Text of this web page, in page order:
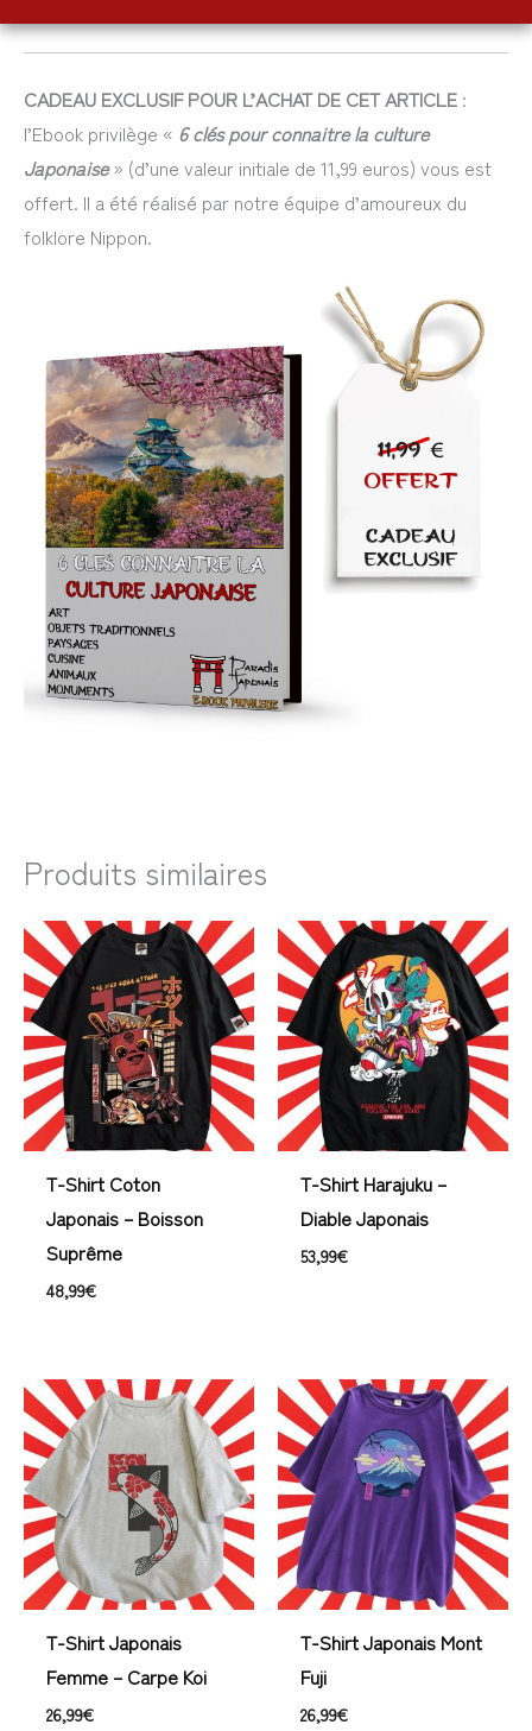
CADEAU EXCLUSIF POUR L’ACHAT DE CET ARTICLE :
l’Ebook privilège « 6 clés pour connaitre la culture
Japonaise» (d’une valeur initiale de 11,99 euros) vous est
offert. Il a été réalisé par notre équipe d’amoureux du
folklore Nippon.
Produits similaires
T-Shirt Coton
Japonais – Boisson
Suprême
48,99€
T-Shirt Harajuku –
Diable Japonais
53,99€
T-Shirt Japonais
Femme – Carpe Koi
26,99€
T-Shirt Japonais Mont
Fuji
26,99€